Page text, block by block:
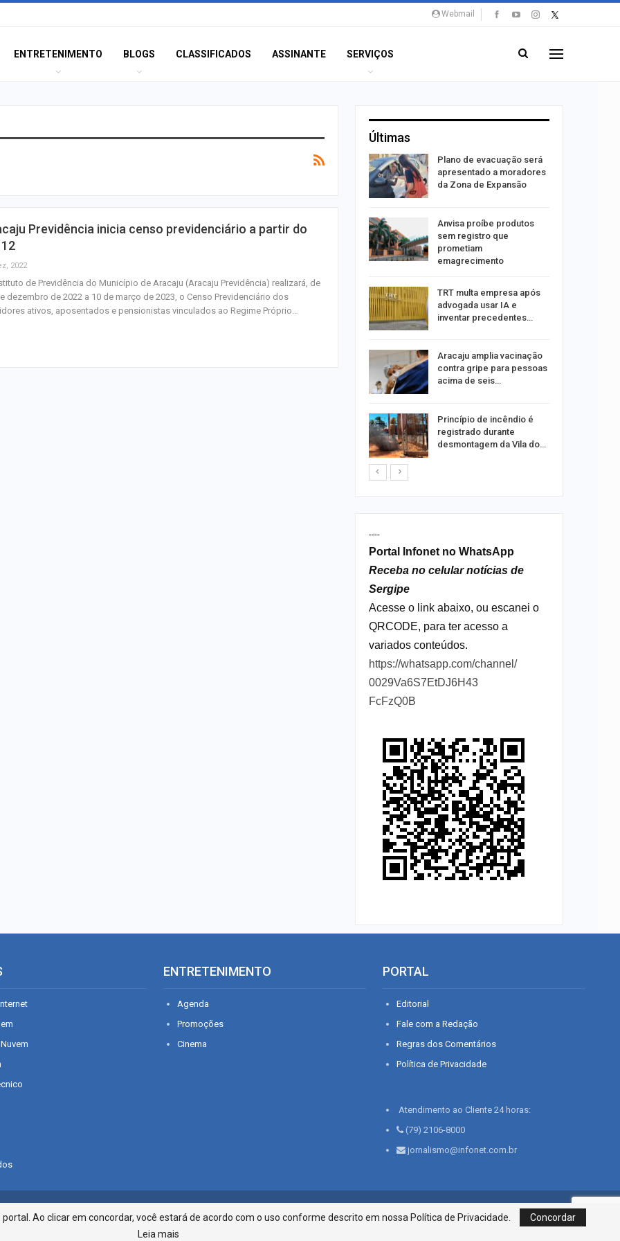
Webmail
ENTRETENIMENTO BLOGS CLASSIFICADOS ASSINANTE SERVIÇOS
Previdência inicia censo previdenciário a partir do
2022
de Previdência do Município de Aracaju (Aracaju Previdência) realizará, de
dezembro de 2022 a 10 de março de 2023, o Censo Previdenciário dos
ativos, aposentados e pensionistas vinculados ao Regime Próprio…
Últimas
Polícia Civil investiga
Câmara de Itabaianinha
abre concurso com
Filarmônica de Itabaiana
realiza concerto em
homenagem ao Dia dos…
Plano de evacuação será
apresentado a moradores
da Zona de Expansão
Anvisa proíbe produtos
sem registro que
prometiam
emagrecimento
TRT multa empresa após
advogada usar IA e
inventar precedentes…
Aracaju amplia vacinação
contra gripe para pessoas
acima de seis…
Princípio de incêndio é
registrado durante
desmontagem da Vila do…
----
Portal Infonet no WhatsApp
Receba no celular notícias de
Sergipe
Acesse o link abaixo, ou escanei o
QRCODE, para ter acesso a
variados conteúdos.
https://whatsapp.com/channel/
0029Va6S7EtDJ6H43
FcFzQ0B
ENTRETENIMENTO
Agenda
Promoções
Cinema
PORTAL
Editorial
Fale com a Redação
Regras dos Comentários
Política de Privacidade
Atendimento ao Cliente 24 horas:
(79) 2106-8000
jornalismo@infonet.com.br
Infonet - Rua Monsenhor Silveira 276, Bairro São José | Aracaju-SE, CEP 49015-030, Fone: 79.2106.8000 - CI
Centro de Informações LTDA
Ao clicar em concordar, você estará de acordo com o uso conforme descrito em nossa Política de Privacidade.
Concordar
Leia mais